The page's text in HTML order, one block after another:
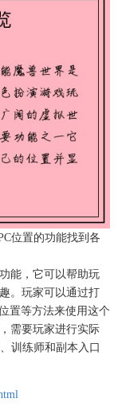
位置的功能找到各
能，它可以帮助玩
。玩家可以通过打
置等方法来使用这个
需要玩家进行实际
训练师和副本入口